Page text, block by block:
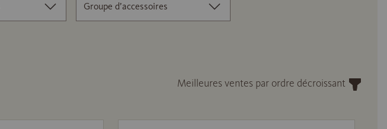
Groupe d’accessoires
Meilleures ventes par ordre décroissant